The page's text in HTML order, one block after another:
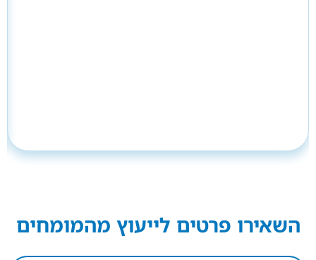
השאירו פרטים לייעוץ מהמומחים